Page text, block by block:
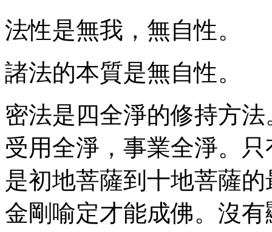
法性是無我，無自性。
諸法的本質是無自性。
密法是四全淨的修持方
受用全淨，事業全淨。
是初地菩薩到十地菩薩
金剛喻定才能成佛。沒